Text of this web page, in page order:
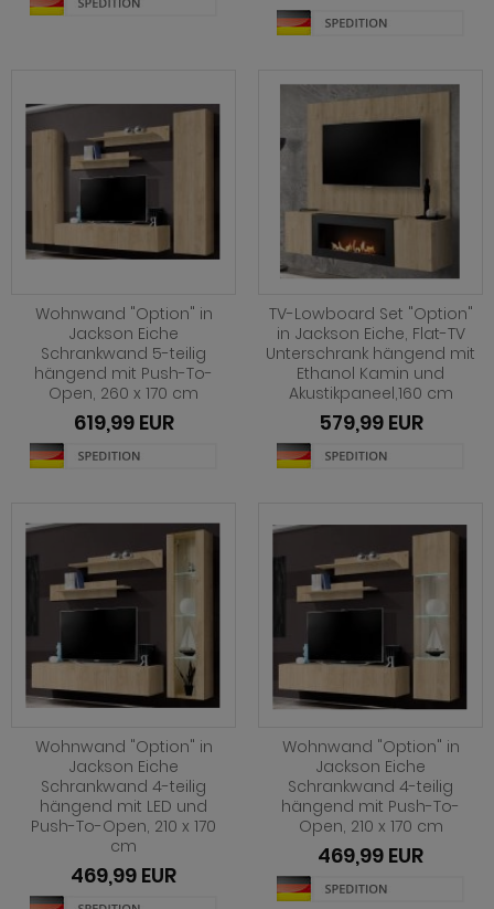
Wohnwand "Option" in
Jackson Eiche
Schrankwand 5-teilig
hängend mit Push-To-
Open, 260 x 170 cm
619,99 EUR
TV-Lowboard Set "Option"
in Jackson Eiche, Flat-TV
Unterschrank hängend mit
Ethanol Kamin und
Akustikpaneel,160 cm
579,99 EUR
Wohnwand "Option" in
Jackson Eiche
Schrankwand 4-teilig
hängend mit LED und
Push-To-Open, 210 x 170
cm
469,99 EUR
Wohnwand "Option" in
Jackson Eiche
Schrankwand 4-teilig
hängend mit Push-To-
Open, 210 x 170 cm
469,99 EUR
Ocean
Palamos
Paterno
Piano
Positano
Prime
Ribera
Rideau
Romina
Ronin Eiche
Ronin Esche
Ronson
Rovola
Rubin weiß
Scandik
Sentra